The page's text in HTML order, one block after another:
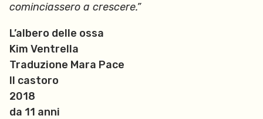
cominciassero a crescere.”
L’albero delle ossa
Kim Ventrella
Traduzione Mara Pace
Il castoro
2018
da 11 anni